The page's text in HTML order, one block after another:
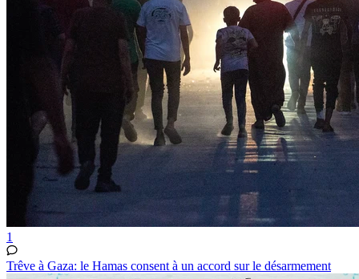
1
Trêve à Gaza: le Hamas consent à un accord sur le désarmement